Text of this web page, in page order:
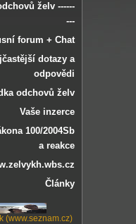
želv ------
---
forum + Chat
dotazy a
odpovědi
odchovů želv
Vaše inzerce
100/2004Sb
a reakce
Články